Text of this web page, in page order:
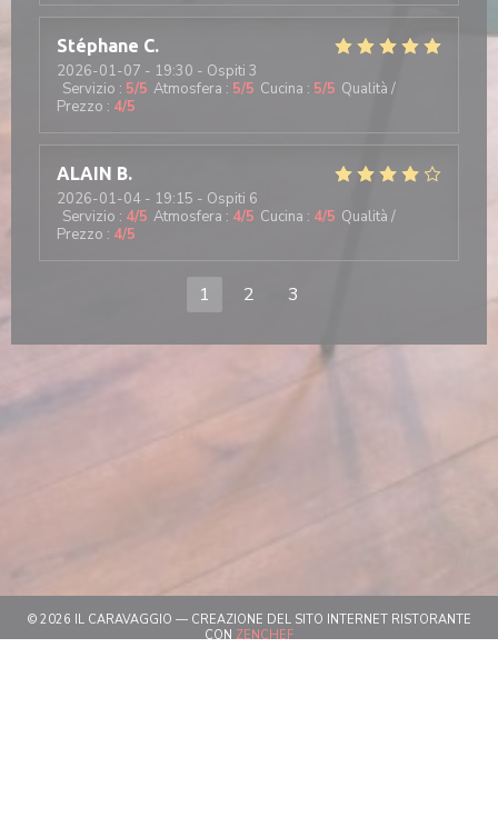
Stéphane C
2026-01-07 - 19:30 - Ospiti 3
Servizio : 5/5 Atmosfera : 5/5 Cucina : 5/5 Qualità /
Prezzo : 4/5
ALAIN B
2026-01-04 - 19:15 - Ospiti 6
Servizio : 4/5 Atmosfera : 4/5 Cucina : 4/5 Qualità /
Prezzo : 4/5
1 2 3
© 2026 IL CARAVAGGIO — CREAZIONE DEL SITO INTERNET RISTORANTE
CONZENCHEF((APRE UNA NUOVA FINESTRA))